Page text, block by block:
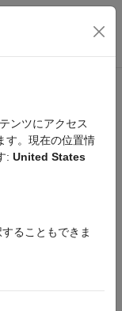
ション メ
ンツにアクセス
す。現在の位置情
: United States
ることもできま